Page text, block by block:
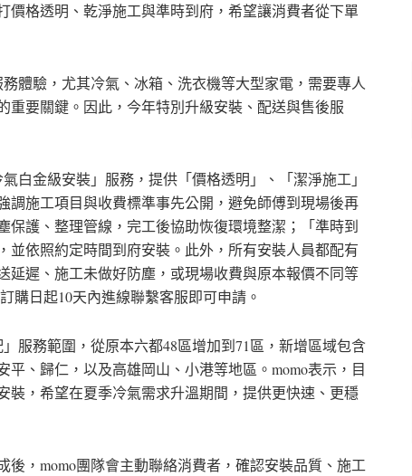
價格透明、乾淨施工與準時到府，希望讓消費者從下單
體驗，尤其冷氣、冰箱、洗衣機等大型家電，需要專人
重要關鍵。因此，今年特別升級安裝、配送與售後服
白金級安裝」服務，提供「價格透明」、「潔淨施工」
調施工項目與收費標準事先公開，避免師傅到現場後再
保護、整理管線，完工後協助恢復環境整潔；「準時到
並依照約定時間到府安裝。此外，所有安裝人員都配有
延遲、施工未做好防塵，或現場收費與原本報價不同等
購日起10天內進線聯繫客服即可申請。
服務範圍，從原本六都48區增加到71區，新增區域包含
、歸仁，以及高雄岡山、小港等地區。momo表示，目
裝，希望在夏季冷氣需求升溫期間，提供更快速、更穩
，momo團隊會主動聯絡消費者，確認安裝品質、施工